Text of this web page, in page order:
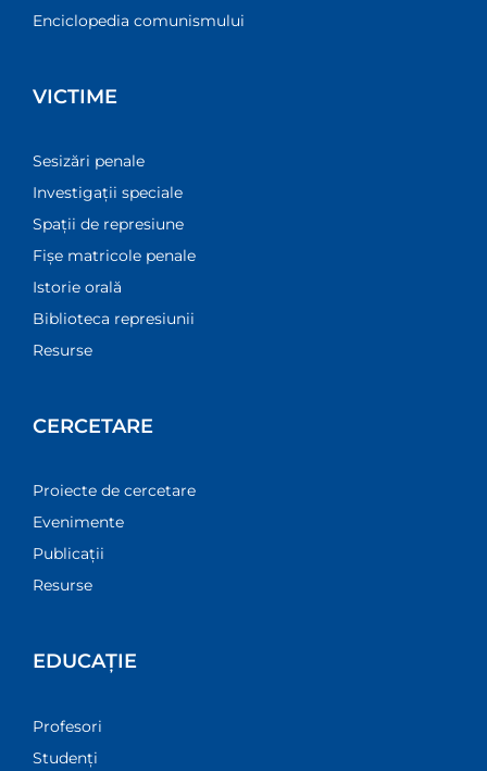
Enciclopedia comunismului
VICTIME
Sesizări penale
Investigații speciale
Spații de represiune
Fișe matricole penale
Istorie orală
Biblioteca represiunii
Resurse
CERCETARE
Proiecte de cercetare
Evenimente
Publicații
Resurse
EDUCAȚIE
Profesori
Studenți